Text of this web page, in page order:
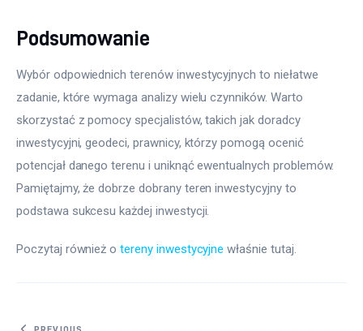
Podsumowanie
Wybór odpowiednich terenów inwestycyjnych to niełatwe
zadanie, które wymaga analizy wielu czynników. Warto
skorzystać z pomocy specjalistów, takich jak doradcy
inwestycyjni, geodeci, prawnicy, którzy pomogą ocenić
potencjał danego terenu i uniknąć ewentualnych problemów.
Pamiętajmy, że dobrze dobrany teren inwestycyjny to
podstawa sukcesu każdej inwestycji.
Poczytaj również o tereny inwestycyjne właśnie tutaj.